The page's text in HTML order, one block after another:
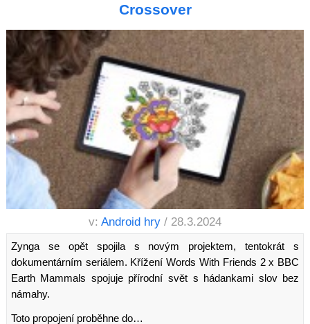
Crossover
v: Android hry / 28.3.2024
Zynga se opět spojila s novým projektem, tentokrát s
dokumentárním seriálem. Křížení Words With Friends 2 x BBC
Earth Mammals spojuje přírodní svět s hádankami slov bez
námahy.
Toto propojení proběhne do…